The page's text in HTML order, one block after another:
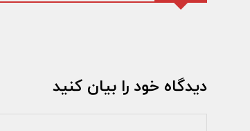
دیدگاه خود را بیان کنید